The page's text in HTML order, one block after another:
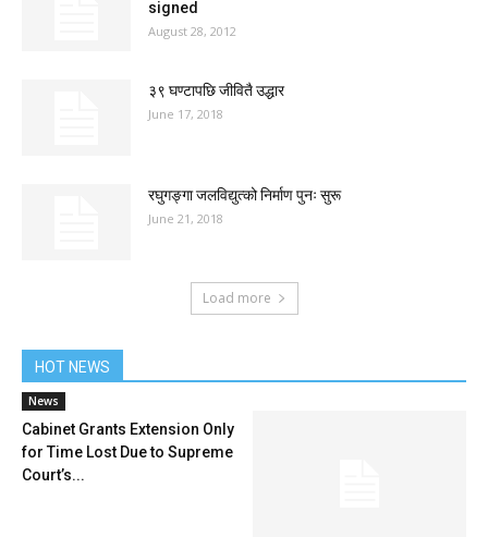
signed
August 28, 2012
३९ घण्टापछि जीवितै उद्धार
June 17, 2018
रघुगङ्गा जलविद्युत्को निर्माण पुनः सुरू
June 21, 2018
Load more
HOT NEWS
News
Cabinet Grants Extension Only
for Time Lost Due to Supreme
Court’s...